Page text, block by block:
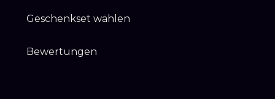
Geschenkset wählen
Bewertungen